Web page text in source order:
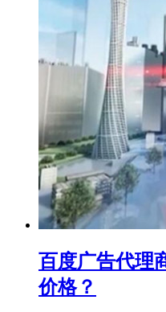
百度广告代理
价格？